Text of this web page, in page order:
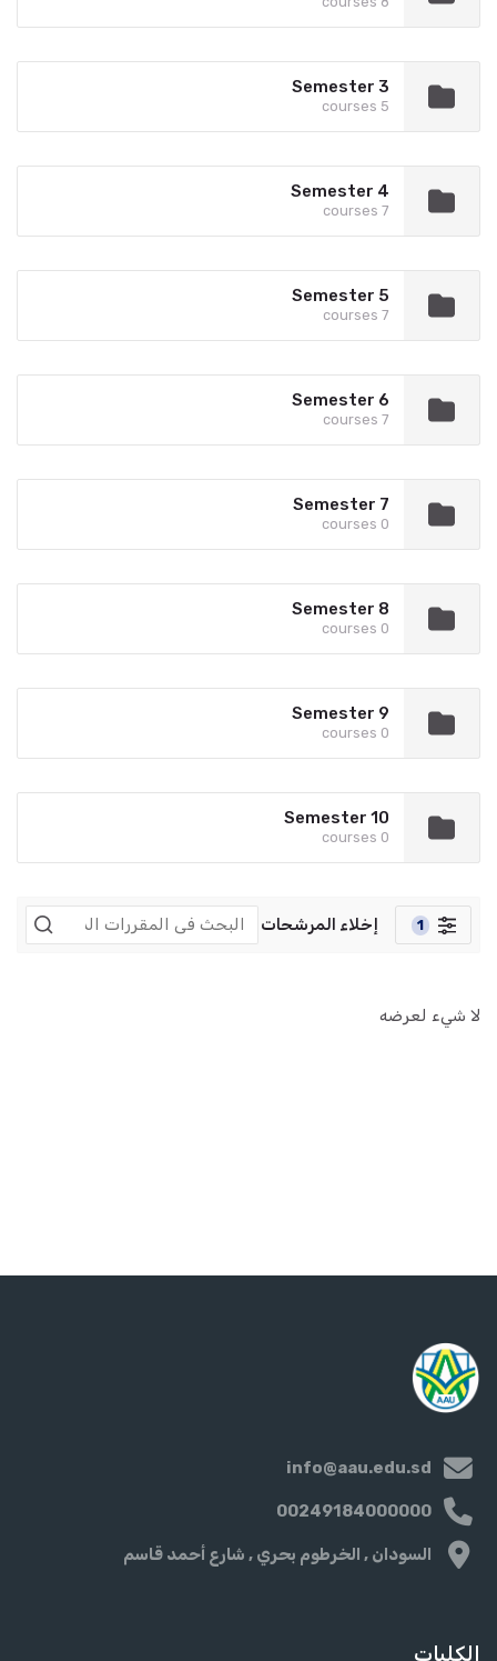
Semester 3
5 courses
Semester 4
7 courses
Semester 5
7 courses
Semester 6
7 courses
Semester 7
0 courses
Semester 8
0 courses
Semester 9
0 courses
Semester 10
0 courses
المنقحات
1 إخلاء المرشحات
لا شيء لعرضه
info@aau.edu.sd
00249184000000
السودان , الخرطوم بحري , شارع أحمد قاسم
الكليات